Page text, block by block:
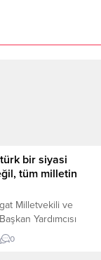
bir siyasi
tüm milletin
Milletvekili ve
Yardımcısı
Mustafa Kemal
grubun, bir siyasi
0